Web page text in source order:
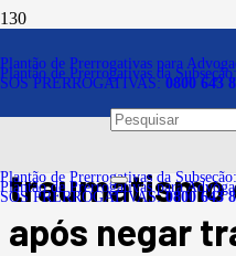
Plantão de Prerrogativas para
Plantão de Prerrogativas da
SOS PRERROGATIVAS:0800 643
Plantão de Prerrogativas da
Plantão de Prerrogativas para
SOS PRERROGATIVAS:0800 643
Plano de
indenizar
traumatismo
após negar